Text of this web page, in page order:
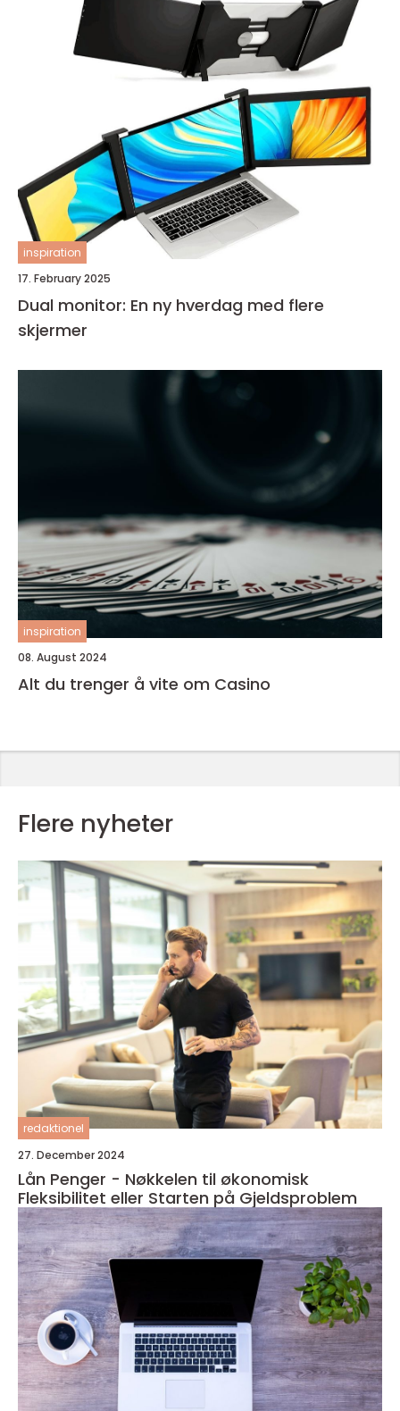
inspiration
17. February 2025
Dual monitor: En ny hverdag med flere
skjermer
inspiration
08. August 2024
Alt du trenger å vite om Casino
Flere nyheter
redaktionel
27. December 2024
Lån Penger - Nøkkelen til økonomisk
Fleksibilitet eller Starten på Gjeldsproblem